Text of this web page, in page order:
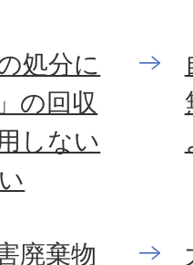
処分に
の回収
しない
廃棄物